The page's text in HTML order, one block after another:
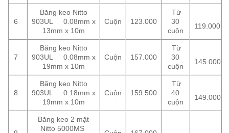
6
Băng keo Nitto
903UL 0.08mm x
13mm x 10m
Cuộn 123.000
Từ
30
cuộn
119.000
7
Băng keo Nitto
903UL 0.08mm x
19mm x 10m
Cuộn 157.000
Từ
30
cuộn
145.000
8
Băng keo Nitto
903UL 0.18mm x
19mm x 10m
Cuộn 159.500
Từ
40
cuộn
149.000
Băng keo 2 mặt
Nitto 5000MS